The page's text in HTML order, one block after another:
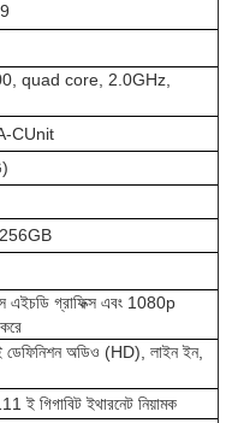
quad core, 2.0GHz,
CUnit
এইচডি গ্রাফিক্স এবং 1080p
অডিও (HD), লাইন ইন,
ই গিগাবিট ইথারনেট নিয়ামক